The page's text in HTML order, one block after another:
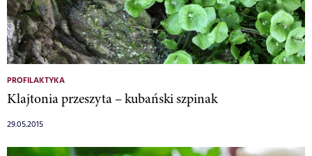
PROFILAKTYKA
Klajtonia przeszyta – kubański szpinak
29.05.2015